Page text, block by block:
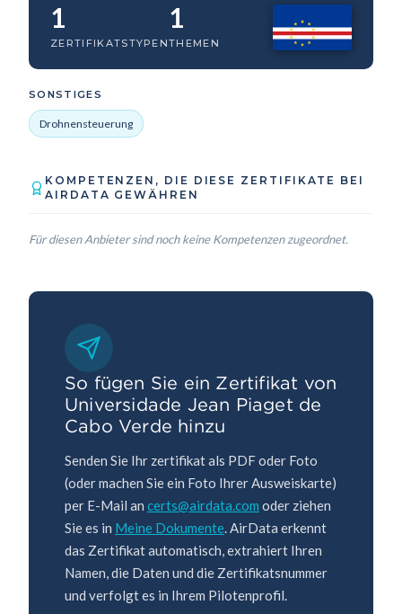
1
ZERTIFIKATSTYPEN
1
THEMEN
SONSTIGES
Drohnensteuerung
KOMPETENZEN, DIE DIESE ZERTIFIKATE BEI
AIRDATA GEWÄHREN
Für diesen Anbieter sind noch keine Kompetenzen zugeordnet.
So fügen Sie ein Zertifikat von
Universidade Jean Piaget de
Cabo Verde hinzu
Senden Sie Ihr zertifikat als PDF oder Foto
(oder machen Sie ein Foto Ihrer Ausweiskarte)
per E-Mail an certs@airdata.com oder ziehen
Sie es in Meine Dokumente. AirData erkennt
das Zertifikat automatisch, extrahiert Ihren
Namen, die Daten und die Zertifikatsnummer
und verfolgt es in Ihrem Pilotenprofil.